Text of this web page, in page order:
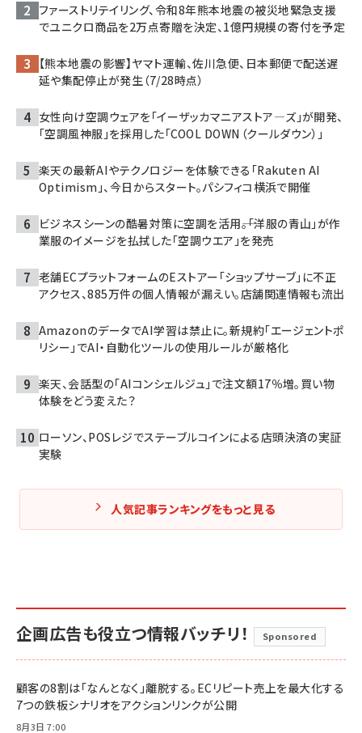
ファーストリテイリング、令和8年熊本地震の被災地緊急支援
でユニクロ商品を2万点寄贈を決定、1億円規模の寄付を予定
【熊本地震の影響】ヤマト運輸、佐川急便、日本郵便で配送遅
延や集配停止が発生（7/28時点）
女性向け空調ウェアを「イーザッカマニアストア―ズ」が開発、
「空調風神服」を採用した「COOL DOWN（クールダウン）」
楽天の最新AIやテクノロジーを体験できる「Rakuten AI
Optimism」、今日からスタート。パシフィコ横浜で開催
ビジネスシーンの酷暑対策に空調を活用――。「洋服の青山」が作
業服のイメージを払拭した「空調ウエア」を発売
老舗ECプラットフォームのEストアー「ショップサーブ」に不正
アクセス、885万件の個人情報が漏えい。店舗関連情報も流出
AmazonのデータでAI学習は禁止に。新規約「エージェントポ
リシー」でAI・自動化ツールの使用ルールが厳格化
楽天、会話型の「AIコンシェルジュ」で注文額17％増。買い物
体験をどう変えた？
ローソン、POSレジでステーブルコインによる店頭決済の実証
実験
人気記事ランキングをもっと見る
企画広告も役立つ情報バッチリ！ Sponsored
顧客の8割は「なんとなく」離脱する。ECリピート売上を最大化する
7つの鉄板シナリオをアクションリンクが公開
8月3日 7:00